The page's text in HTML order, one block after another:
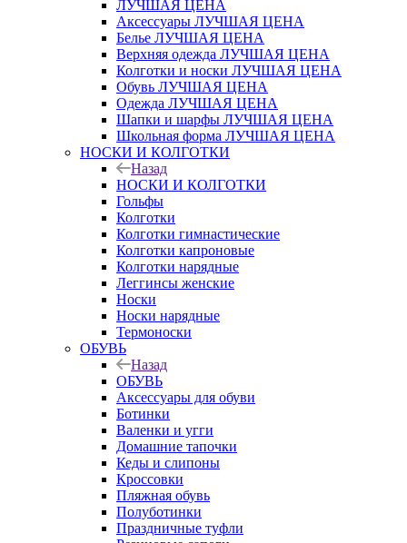
ЛУЧШАЯ ЦЕНА
Аксессуары ЛУЧШАЯ ЦЕНА
Белье ЛУЧШАЯ ЦЕНА
Верхняя одежда ЛУЧШАЯ ЦЕНА
Колготки и носки ЛУЧШАЯ ЦЕНА
Обувь ЛУЧШАЯ ЦЕНА
Одежда ЛУЧШАЯ ЦЕНА
Шапки и шарфы ЛУЧШАЯ ЦЕНА
Школьная форма ЛУЧШАЯ ЦЕНА
НОСКИ И КОЛГОТКИ
Назад
НОСКИ И КОЛГОТКИ
Гольфы
Колготки
Колготки гимнастические
Колготки капроновые
Колготки нарядные
Леггинсы женские
Носки
Носки нарядные
Термоноски
ОБУВЬ
Назад
ОБУВЬ
Аксессуары для обуви
Ботинки
Валенки и угги
Домашние тапочки
Кеды и слипоны
Кроссовки
Пляжная обувь
Полуботинки
Праздничные туфли